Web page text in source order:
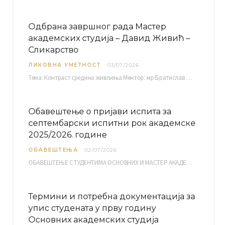
Одбрана завршног рада Мастер
академских студија – Давид Живић –
Сликарство
ЛИКОВНА УМЕТНОСТ 03/07/2026
Тема: Контраст средина живљења Ментор: мр Братислав Башић, редовни професор Среда, 08.07.2026. у…
Обавештење о пријави испита за
септембарски испитни рок академске
2025/2026. године
ОБАВЕШТЕЊА 02/07/2026
ОБАВЕШТЕЊЕ СТУДЕНТИМА ОСНОВНИХ И МАСТЕР АКАДЕМСКИХ СТУДИЈА ЕЛЕКТРОНСКА ПРИЈАВА ИСПИТА за септембарски испитни рок за…
Термини и потребна документација за
упис студената у прву годину
Основних академских студија